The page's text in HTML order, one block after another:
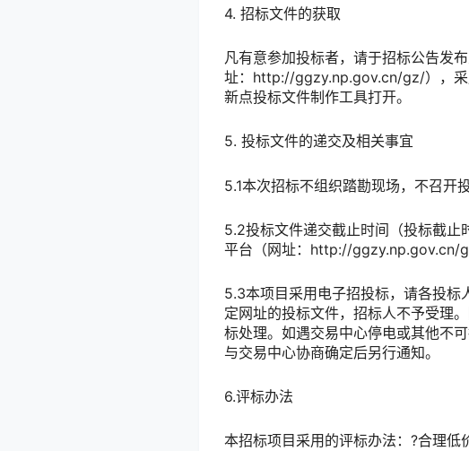
4. 招标文件的获取
凡有意参加投标者，请于招标公告发
址： http://ggzy.np.gov.cn/gz/），采
新点投标文件制作工具打开。
5. 投标文件的递交及相关事宜
5.1本次招标不组织踏勘现场，不召开
5.2投标文件递交截止时间（投标截止
平台（网址： http://ggzy.np.gov.cn/
5.3本项目采用电子招投标，请各投
定网址的投标文件，招标人不予受理
标处理。如遇交易中心停电或其他不
与交易中心协商确定后另行通知。
6.评标办法
本招标项目采用的评标办法： ?合理低